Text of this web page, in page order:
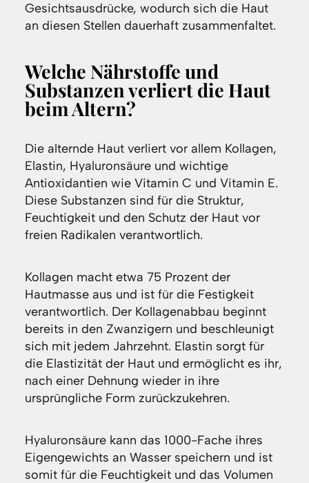
Gesichtsausdrücke, wodurch sich die Haut
an diesen Stellen dauerhaft zusammenfaltet.
Welche Nährstoffe und
Substanzen verliert die Haut
beim Altern?
Die alternde Haut verliert vor allem Kollagen,
Elastin, Hyaluronsäure und wichtige
Antioxidantien wie Vitamin C und Vitamin E.
Diese Substanzen sind für die Struktur,
Feuchtigkeit und den Schutz der Haut vor
freien Radikalen verantwortlich.
Kollagen macht etwa 75 Prozent der
Hautmasse aus und ist für die Festigkeit
verantwortlich. Der Kollagenabbau beginnt
bereits in den Zwanzigern und beschleunigt
sich mit jedem Jahrzehnt. Elastin sorgt für
die Elastizität der Haut und ermöglicht es ihr,
nach einer Dehnung wieder in ihre
ursprüngliche Form zurückzukehren.
Hyaluronsäure kann das 1000-Fache ihres
Eigengewichts an Wasser speichern und ist
somit für die Feuchtigkeit und das Volumen